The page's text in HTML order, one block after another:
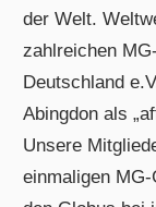
der Welt.
zahlreichen
Deutschland
Abingdon als
Unsere
einmaligen